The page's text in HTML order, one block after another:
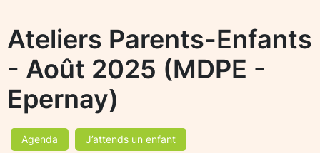
Ateliers Parents-Enfants
- Août 2025 (MDPE -
Epernay)
Agenda J’attends un enfant